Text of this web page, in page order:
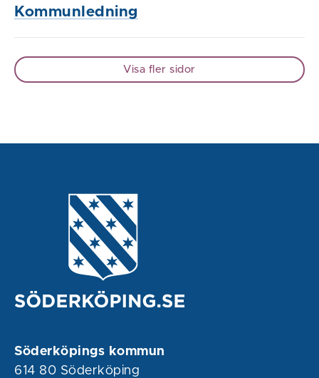
Kommunledning
Visa fler sidor
Söderköpings kommun
614 80 Söderköping